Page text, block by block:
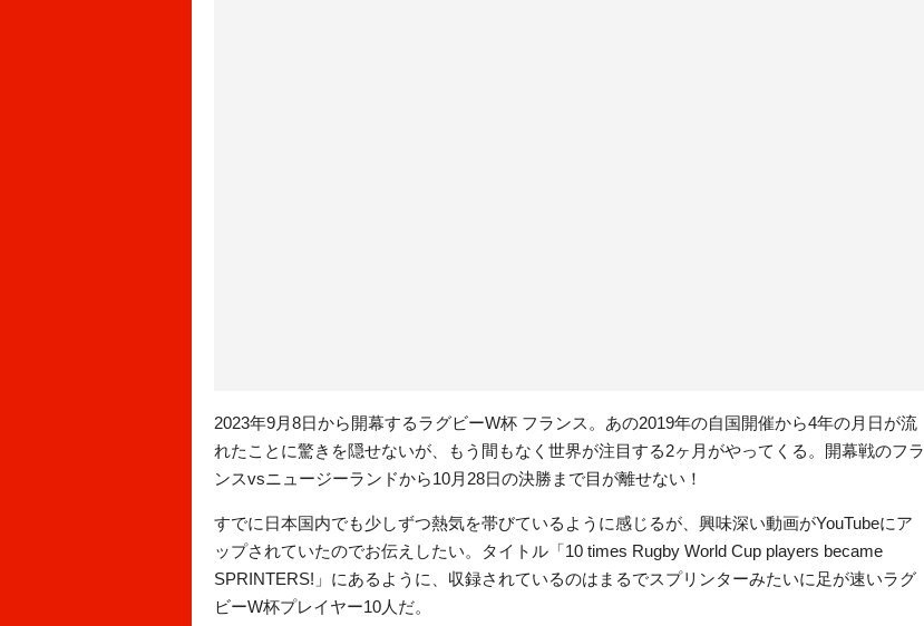
2023年9月8日から開幕するラグビーW杯 フランス。あの2019年の自国開催から4年の月日が流
れたことに驚きを隠せないが、もう間もなく世界が注目する2ヶ月がやってくる。開幕戦のフラ
ンスvsニュージーランドから10月28日の決勝まで目が離せない！
すでに日本国内でも少しずつ熱気を帯びているように感じるが、興味深い動画がYouTubeにア
ップされていたのでお伝えしたい。タイトル「10 times Rugby World Cup players became
SPRINTERS!」にあるように、収録されているのはまるでスプリンターみたいに足が速いラグ
ビーW杯プレイヤー10人だ。